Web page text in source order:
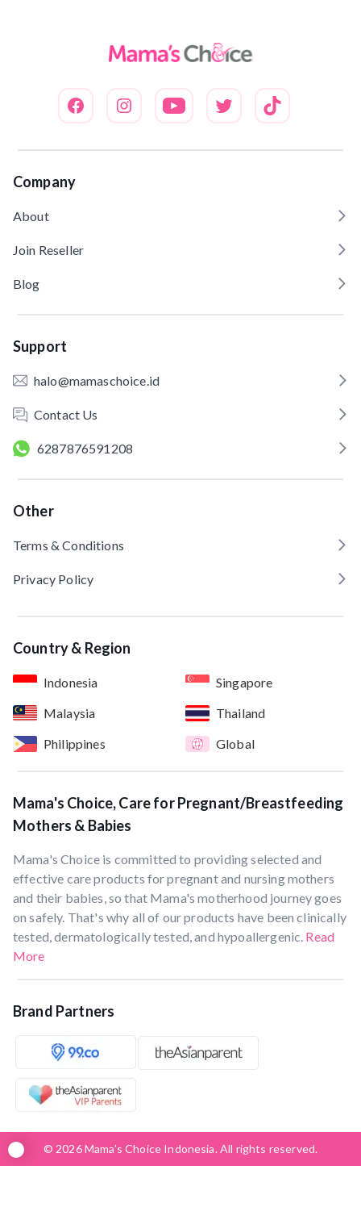
Company
About
Join Reseller
Blog
Support
halo@mamaschoice.id
Contact Us
6287876591208
Other
Terms & Conditions
Privacy Policy
Country & Region
Indonesia
Singapore
Malaysia
Thailand
Philippines
Global
Mama's Choice, Care for Pregnant/Breastfeeding
Mothers & Babies
Mama's Choice is committed to providing selected and
effective care products for pregnant and nursing mothers
and their babies, so that Mama's motherhood journey goes
on safely. That's why all of our products have been clinically
tested, dermatologically tested, and hypoallergenic. Read
More
Brand Partners
© 2026 Mama’s Choice Indonesia. All rights reserved.